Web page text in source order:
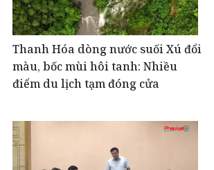
Thanh Hóa dòng nước suối Xú đổi
màu, bốc mùi hôi tanh: Nhiều
điểm du lịch tạm đóng cửa